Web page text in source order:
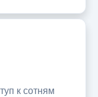
к сотням